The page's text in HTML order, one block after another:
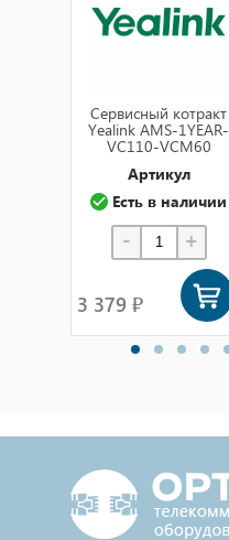
Cервисный котракт
Yealink AMS-1YEAR-
VC110-VCM60
Артикул
Есть в наличии
- +
3 379 ₽